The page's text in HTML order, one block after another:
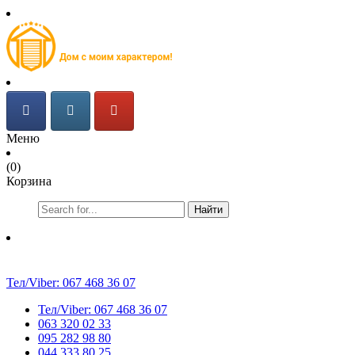
Меню
(0)
Корзина
Найти
Тел/Viber: 067 468 36 07
Тел/Viber: 067 468 36 07
063 320 02 33
095 282 98 80
044 333 80 25